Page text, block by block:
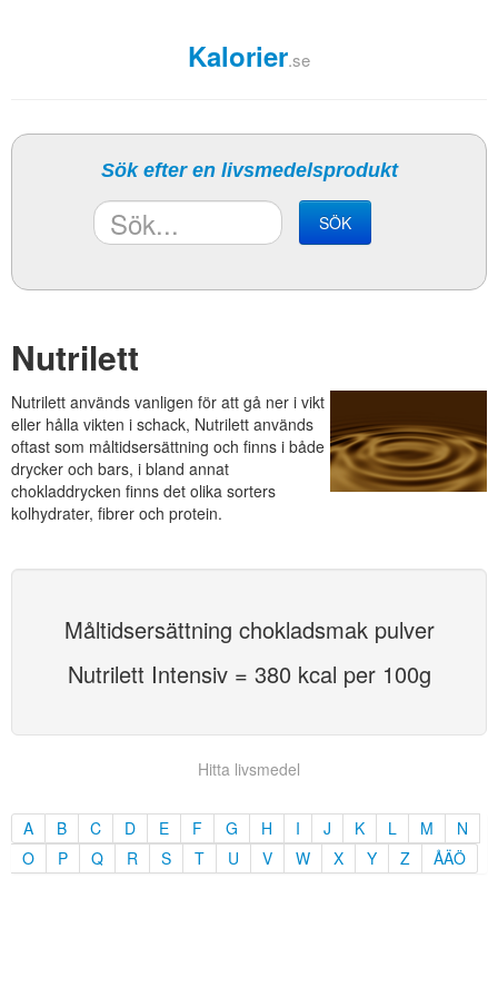
Kalorier.se
Sök efter en livsmedelsprodukt
SÖK
Nutrilett
Nutrilett används vanligen för att gå ner i vikt
eller hålla vikten i schack, Nutrilett används
oftast som måltidsersättning och finns i både
drycker och bars, i bland annat
chokladdrycken finns det olika sorters
kolhydrater, fibrer och protein.
Måltidsersättning chokladsmak pulver
Nutrilett Intensiv = 380 kcal per 100g
Hitta livsmedel
A B C D E F G H I J K L M
N
O
P Q R S T U V W X Y Z ÅÄÖ